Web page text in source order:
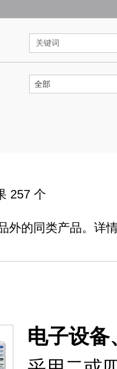
257 个
外的同类产品。详
电子设备